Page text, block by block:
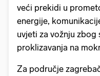
veći prekidi u
energije,
uvjeti za vožnju
proklizavanja na
Za područje